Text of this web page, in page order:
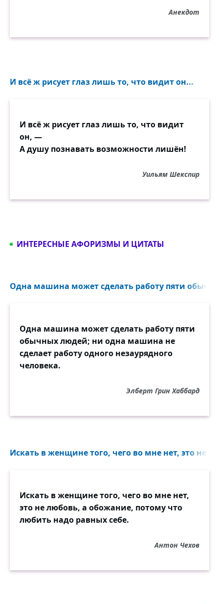
Анекдот
И всё ж рисует глаз лишь то, что видит он...
И всё ж рисует глаз лишь то, что видит
он, —
А душу познавать возможности лишён!
Уильям Шекспир
ИНТЕРЕСНЫЕ АФОРИЗМЫ И ЦИТАТЫ
Одна машина может сделать работу пяти
Одна машина может сделать работу пяти
обычных людей; ни одна машина не
сделает работу одного незаурядного
человека.
Элберт Грин Хаббард
Искать в женщине того, чего во мне нет, это не
Искать в женщине того, чего во мне нет,
это не любовь, а обожание, потому что
любить надо равных себе.
Антон Чехов